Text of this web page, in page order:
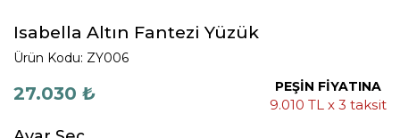
Isabella Altın Fantezi Yüzük
Ürün Kodu: ZY006
27.030 ₺ PEŞİN FİYATINA
9.010 TL x 3 taksit